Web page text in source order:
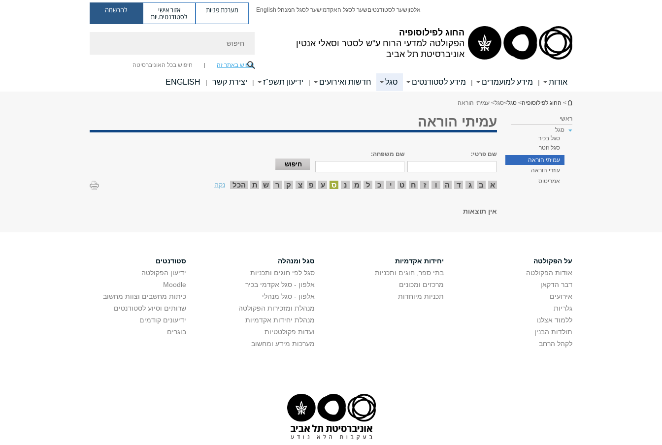
החוג לפילוסופיה
הפקולטה למדעי הרוח ע"ש לסטר וסאלי אנטין
אוניברסיטת תל אביב
אלפוןשער לסטודנטיםשער לסגל האקדמישער לסגל המנהליEnglish מערכת פניות אזור אישי
לסטודנטים.יות
להרשמה
חיפוש באתר זה חיפוש בכל האוניברסיטה
אודות | מידע למועמדים | מידע לסטודנטים סגל חדשות ואירועים | ידיעון תשפ"ז | יצירת קשר |
ENGLISH
הינך נמצא כאן
> החוג לפילוסופיה> סגל>סגל> עמיתי הוראה
ראשי
סגל
סגל בכיר
סגל זוטר
עמיתי הוראה
עוזרי הוראה
אמריטוס
עמיתי הוראה
שם פרטי: שם משפחה:
א ב ג ד ה ו ז ח ט י כ ל מ נ ס ע פ צ ק ר ש ת הכל נקה
אין תוצאות
על הפקולטה
אודות הפקולטה
דבר הדקאן
אירועים
גלריות
ללמוד אצלנו
תולדות הבנין
לקהל הרחב
יחידות אקדמיות
בתי ספר, חוגים ותכניות
מרכזים ומכונים
תכניות מיוחדות
סגל ומנהלה
סגל לפי חוגים ותכניות
אלפון - סגל אקדמי בכיר
אלפון - סגל מנהלי
מנהלת ומזכירות הפקולטה
מנהלת יחידות אקדמיות
ועדות פקולטטיות
מערכות מידע ומחשוב
סטודנטים
ידיעון הפקולטה
Moodle
כיתות מחשבים וצוות מחשוב
שרותים וסיוע לסטודנטים
ידיעונים קודמים
בוגרים